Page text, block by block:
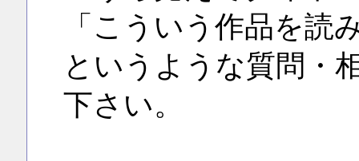
「こういう作品を読
というような質問・
下さい。